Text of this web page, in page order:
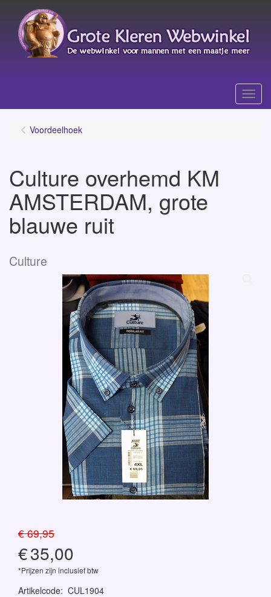
Menu
Voordeelhoek
Culture overhemd KM
AMSTERDAM, grote
blauwe ruit
Culture
€ 69,95
€35,00
*Prijzen zijn inclusief btw
Artikelcode: CUL1904